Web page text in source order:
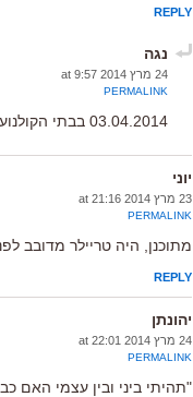
REPLY
נגה
24 מרץ 2014 at 9:57
PERMALINK
03.04.2014 בבתי הקולנוע ברחבי הארץ
יוני
23 מרץ 2014 at 21:16
PERMALINK
מתוכנן, היה טריילר מדובב
REPLY
יהונתן
24 מרץ 2014 at 22:01
PERMALINK
"תהיתי ביני ובין עצמי האם